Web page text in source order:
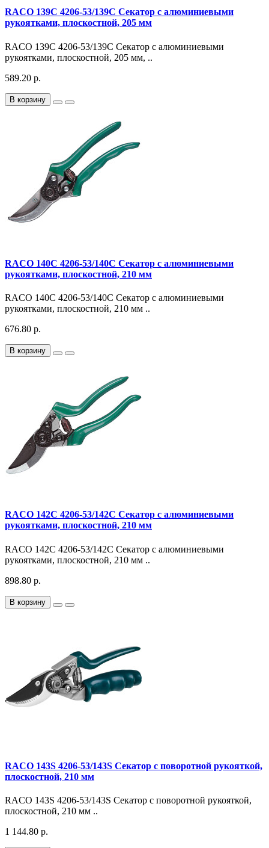
RACO 139C 4206-53/139C Секатор с алюминиевыми
рукоятками, плоскостной, 205 мм
RACO 139C 4206-53/139C Секатор с алюминиевыми
рукоятками, плоскостной, 205 мм, ..
589.20 р.
В корзину
RACO 140C 4206-53/140C Секатор с алюминиевыми
рукоятками, плоскостной, 210 мм
RACO 140C 4206-53/140C Секатор с алюминиевыми
рукоятками, плоскостной, 210 мм ..
676.80 р.
В корзину
RACO 142C 4206-53/142C Секатор с алюминиевыми
рукоятками, плоскостной, 210 мм
RACO 142C 4206-53/142C Секатор с алюминиевыми
рукоятками, плоскостной, 210 мм ..
898.80 р.
В корзину
RACO 143S 4206-53/143S Секатор с поворотной рукояткой,
плоскостной, 210 мм
RACO 143S 4206-53/143S Секатор с поворотной рукояткой,
плоскостной, 210 мм ..
1 144.80 р.